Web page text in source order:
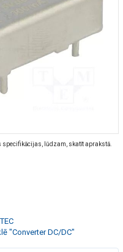
specifikācijas, lūdzam, skatīt aprakstā.
"Converter DC/DC"